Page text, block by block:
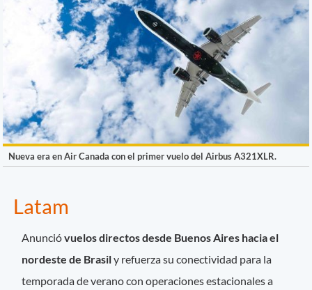
Nueva era en Air Canada con el primer vuelo del Airbus A321XLR.
Latam
Anuncióvuelos directos desde Buenos Aires hacia el
nordeste de Brasily refuerza su conectividad para la
temporada de verano con operaciones estacionales a